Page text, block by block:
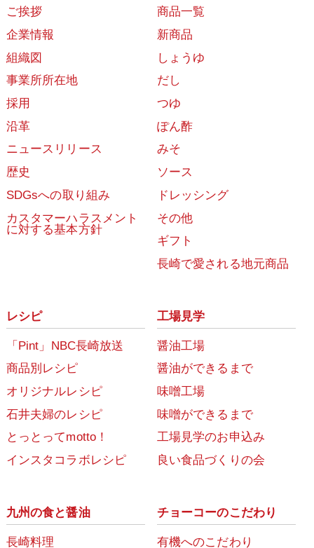
ご挨拶
企業情報
組織図
事業所所在地
採用
沿革
ニュースリリース
歴史
SDGsへの取り組み
カスタマーハラスメント
に対する基本方針
商品一覧
新商品
しょうゆ
だし
つゆ
ぽん酢
みそ
ソース
ドレッシング
その他
ギフト
長崎で愛される地元商品
レシピ
「Pint」NBC長崎放送
商品別レシピ
オリジナルレシピ
石井夫婦のレシピ
とっとってmotto！
インスタコラボレシピ
工場見学
醤油工場
醤油ができるまで
味噌工場
味噌ができるまで
工場見学のお申込み
良い食品づくりの会
九州の食と醤油
長崎料理
チョーコーのこだわり
有機へのこだわり